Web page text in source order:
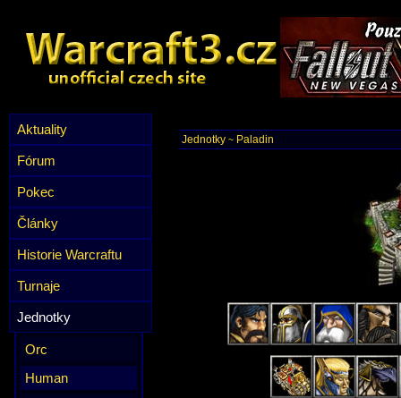
Aktuality
Fórum
Pokec
Články
Historie Warcraftu
Turnaje
Jednotky
Orc
Human
Jednotky ~ Paladin